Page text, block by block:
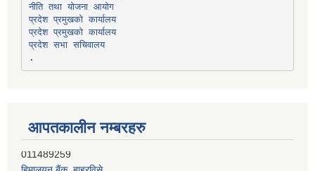
नीति तथा योजना आयोग
प्रदेश प्रमुखको कार्यालय
प्रदेश प्रमुखको कार्यालय
प्रदेश सभा सचिवालय
आपतकालीन नम्बरहरु
हिमालयन बैंक, बाह्रविसे